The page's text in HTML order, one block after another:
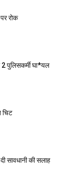
रोक
पुलिसकर्मी घा*यल
चिट
सावधानी की सलाह